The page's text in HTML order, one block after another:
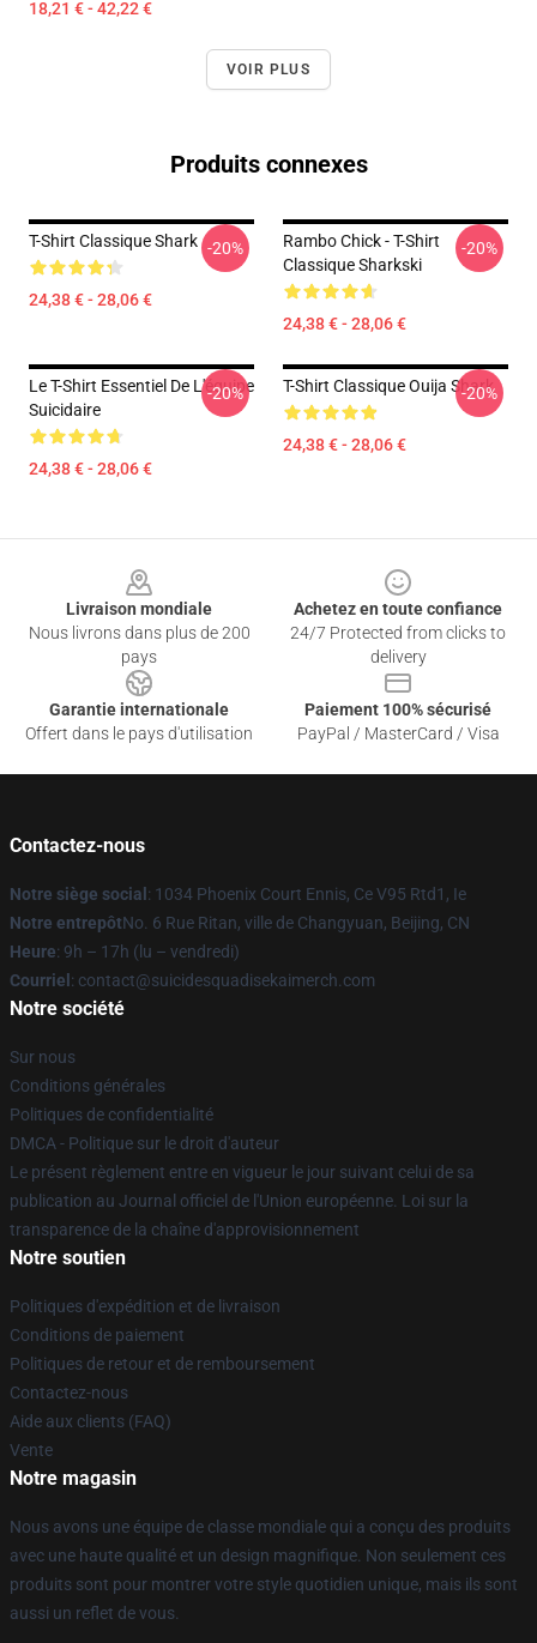
18,21 € - 42,22 €
VOIR PLUS
Produits connexes
T-Shirt Classique Shark
24,38 € - 28,06 €
-20%
Rambo Chick - T-Shirt
Classique Sharkski
24,38 € - 28,06 €
-20%
Le T-Shirt Essentiel De L'équipe
Suicidaire
24,38 € - 28,06 €
-20% T-Shirt Classique Ouija Shark
24,38 € - 28,06 €
-20%
Livraison mondiale
Nous livrons dans plus de 200
pays
Achetez en toute confiance
24/7 Protected from clicks to
delivery
Garantie internationale
Offert dans le pays d'utilisation
Paiement 100% sécurisé
PayPal / MasterCard / Visa
Contactez-nous
Notre siège social : 1034 Phoenix Court Ennis, Ce V95 Rtd1, Ie
Notre entrepôtNo. 6 Rue Ritan, ville de Changyuan, Beijing, CN
Heure: 9h – 17h (lu – vendredi)
Courriel : contact@suicidesquadisekaimerch.com
Notre société
Sur nous
Conditions générales
Politiques de confidentialité
DMCA - Politique sur le droit d'auteur
Le présent règlement entre en vigueur le jour suivant celui de sa
publication au Journal officiel de l'Union européenne. Loi sur la
transparence de la chaîne d'approvisionnement
Notre soutien
Politiques d'expédition et de livraison
Conditions de paiement
Politiques de retour et de remboursement
Contactez-nous
Aide aux clients (FAQ)
Vente
Notre magasin
Nous avons une équipe de classe mondiale qui a conçu des produits
avec une haute qualité et un design magnifique. Non seulement ces
produits sont pour montrer votre style quotidien unique, mais ils sont
aussi un reflet de vous.